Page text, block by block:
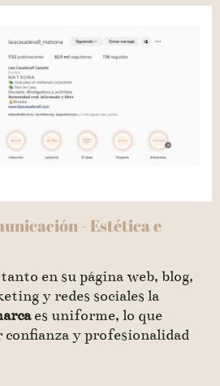
- Estética e
en su página web, blog,
y redes sociales la
es uniforme, lo que
y profesionalidad